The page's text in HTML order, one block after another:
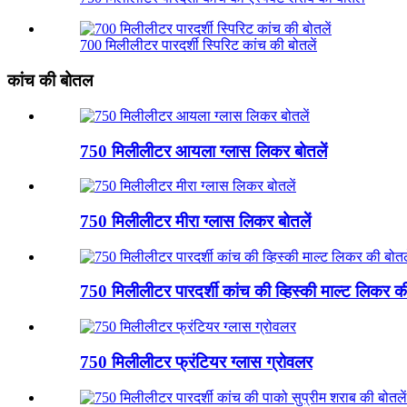
700 मिलीलीटर पारदर्शी स्पिरिट कांच की बोतलें
कांच की बोतल
750 मिलीलीटर आयला ग्लास लिकर बोतलें
750 मिलीलीटर मीरा ग्लास लिकर बोतलें
750 मिलीलीटर पारदर्शी कांच की व्हिस्की माल्ट लिकर
750 मिलीलीटर फ्रंटियर ग्लास ग्रोवलर